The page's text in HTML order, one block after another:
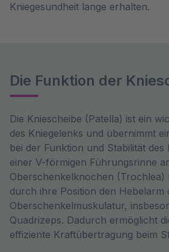
Kniegesundheit lange erhalten.
Die Funktion der
Die Kniescheibe (Patella) ist ein
des Kniegelenks und übernimmt
bei der Funktion und Stabilität des
einer V-förmigen Führungsrinne
Oberschenkelknochen (Trochlea)
durch ihre Position den Hebelarm
Oberschenkelmuskulatur,
Quadrizeps. Dadurch ermöglicht
effiziente Kraftübertragung beim